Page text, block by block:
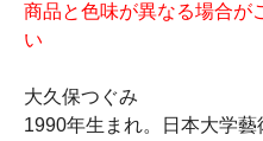
商品と色味が異なる場合が
い
大久保つぐみ
1990年生まれ。日本大学藝